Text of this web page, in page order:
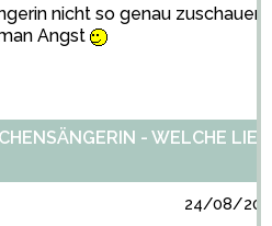
nicht so genau
Angst
- WELCHE
24/08/